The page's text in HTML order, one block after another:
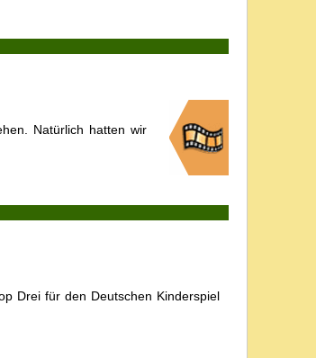
Natürlich hatten wir
Drei für den Deutschen Kinderspiel